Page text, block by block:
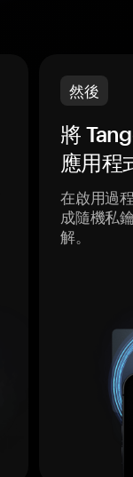
然後
將
應用程
在啟用過
成隨機私
解。